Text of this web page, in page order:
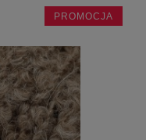
PROMOCJA